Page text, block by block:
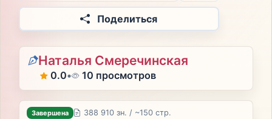
Поделиться
Наталья Смеречинская
0.0• 10 просмотров
Завершена
388 910 зн. / ~150 стр.